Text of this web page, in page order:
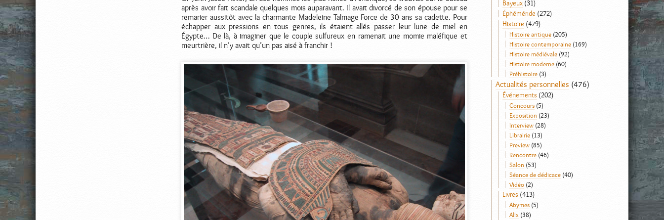
après avoir fait scandale quelques mois auparavant. Il avait divorcé de son épouse pour se
remarier aussitôt avec la charmante Madeleine Talmage Force de 30 ans sa cadette. Pour
échapper aux pressions en tous genres, ils étaient allés passer leur lune de miel en
Égypte… De là, à imaginer que le couple sulfureux en ramenait une momie maléfique et
meurtrière, il n’y avait qu’un pas aisé à franchir !
Bayeux(31)
Éphéméride (272)
Histoire (479)
Histoire antique(205)
Histoire contemporaine(169)
Histoire médiévale(92)
Histoire moderne(60)
Préhistoire(3)
Actualités personnelles (476)
Événements (202)
Concours(5)
Exposition (23)
Interview(28)
Librairie(13)
Preview(85)
Rencontre(46)
Salon (53)
Séance de dédicace(40)
Vidéo(2)
Livres (413)
Abymes(5)
Alix (38)